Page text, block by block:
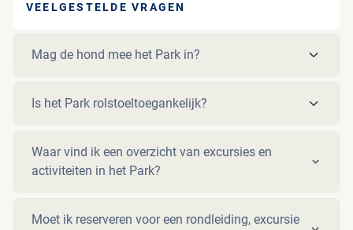
VEELGESTELDE VRAGEN
Mag de hond mee het Park in?
Is het Park rolstoeltoegankelijk?
Waar vind ik een overzicht van excursies en
activiteiten in het Park?
Moet ik reserveren voor een rondleiding, excursie